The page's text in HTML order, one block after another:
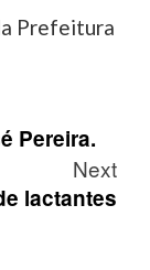
Prefeitura
Pereira.
Next
lactantes